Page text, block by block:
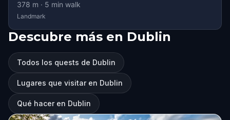
378 m · 5 min walk
Landmark
Descubre más en Dublin
Todos los quests de Dublin
Lugares que visitar en Dublin
Qué hacer en Dublin